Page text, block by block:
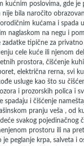
kućnim poslovima, gde
bila naročito
kućama i spada
naglaskom na negu i
zadatke tipične za
cele kuće ili njenom
prostora, čišćenje
električna rerna, svi
usluge kao što su
i prozorskih polica i
i čišćenje
pranju veša , od
svakog pojedinačnog
prostoru ili na
peglanje krpa, salveta i